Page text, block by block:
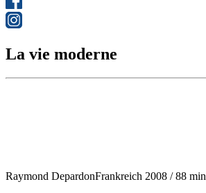
La vie moderne
Raymond DepardonFrankreich 2008 / 88 min